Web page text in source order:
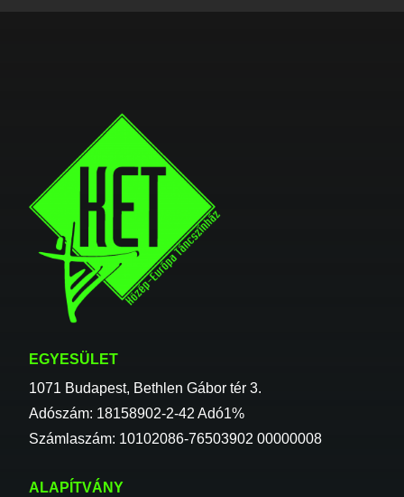
EGYESÜLET
1071 Budapest, Bethlen Gábor tér 3.
Adószám: 18158902-2-42 Adó1%
Számlaszám: 10102086-76503902 00000008
ALAPÍTVÁNY